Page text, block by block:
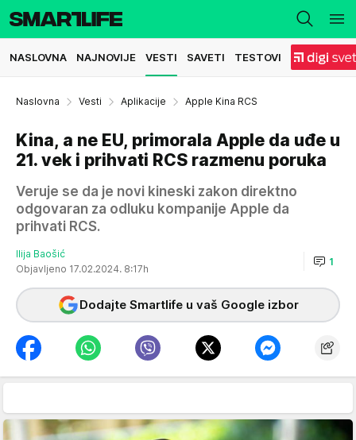
NASLOVNA NAJNOVIJE VESTI SAVETI TESTOVI
Naslovna Vesti Aplikacije Apple Kina RCS
Kina, a ne EU, primorala Apple da uđe u
21. vek i prihvati RCS razmenu poruka
Veruje se da je novi kineski zakon direktno
odgovaran za odluku kompanije Apple da
prihvati RCS.
Ilija Baošić
Objavljeno 17.02.2024. 8:17h
1
Dodajte Smartlife u vaš Google izbor